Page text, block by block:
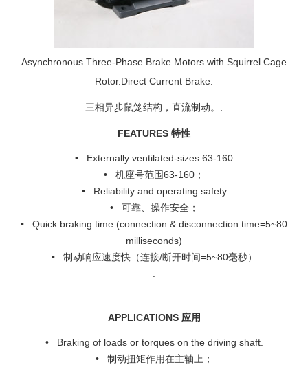
Asynchronous Three-Phase Brake Motors with Squirrel Cage
Rotor.Direct Current Brake.
三相异步鼠笼结构，直流制动。.
FEATURES 特性
• Externally ventilated-sizes 63-160
• 机座号范围63-160；
• Reliability and operating safety
• 可靠、操作安全；
• Quick braking time (connection & disconnection time=5~80
milliseconds)
• 制动响应速度快（连接/断开时间=5~80毫秒）
.
APPLICATIONS 应用
• Braking of loads or torques on the driving shaft.
• 制动扭矩作用在主轴上；